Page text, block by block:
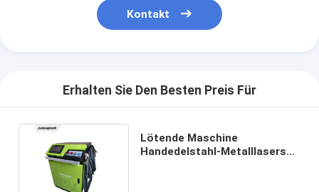
Kontakt
Erhalten Sie Den Besten Preis Für
Lötende Maschine
Handedelstahl-Metalllasers